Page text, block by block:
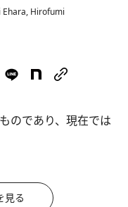
Hirofumi
のであり、現在では
見る